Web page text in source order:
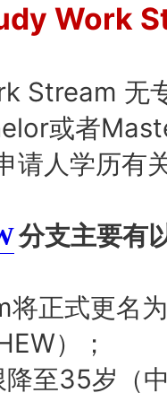
Work
Stream 无
或者
请人学历有
分支主要有
将正式更名
）；
至35岁（